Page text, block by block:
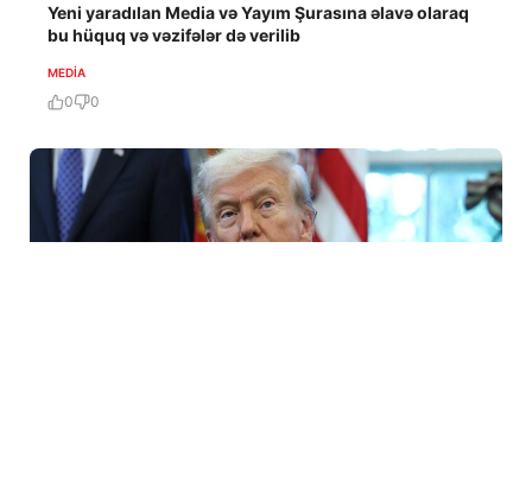
Yeni yaradılan Media və Yayım Şurasına əlavə olaraq
bu hüquq və vəzifələr də verilib
MEDİA
0 0